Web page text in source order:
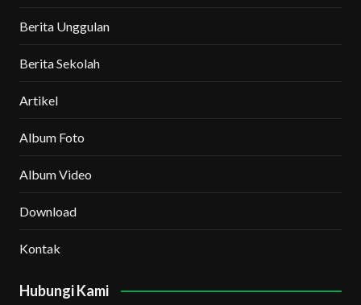
Berita Unggulan
Berita Sekolah
Artikel
Album Foto
Album Video
Download
Kontak
Hubungi Kami